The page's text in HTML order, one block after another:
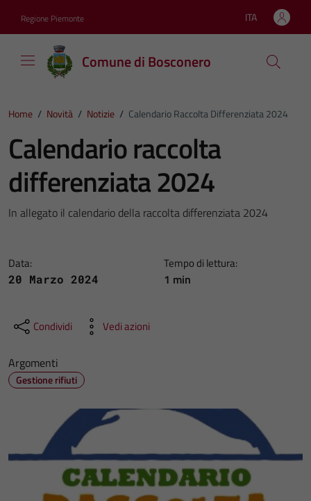
Regione Piemonte Lingua attiva:
ITA
Comune di Bosconero
Home / Novità / Notizie / Calendario Raccolta Differenziata 2024
Calendario raccolta
differenziata 2024
In allegato il calendario della raccolta differenziata 2024
Data:
20 Marzo 2024
Tempo di lettura:
1 min
Condividi Vedi azioni
Argomenti
Gestione rifiuti